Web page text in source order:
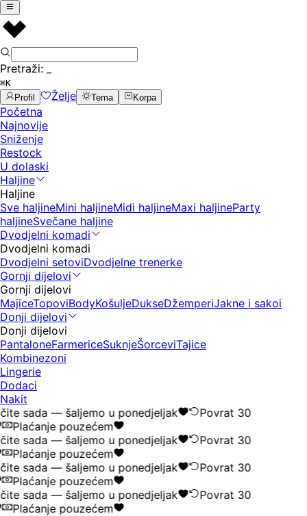
Pretraži:
⌘K
Profil
Želje Tema Korpa
Početna
Najnovije
Sniženje
Restock
U dolaski
Haljine
Haljine
Sve haljineMini haljineMidi haljineMaxi haljineParty
haljineSvečane haljine
Dvodjelni komadi
Dvodjelni komadi
Dvodjelni setoviDvodjelne trenerke
Gornji dijelovi
Gornji dijelovi
MajiceTopoviBodyKošuljeDukseDžemperiJakne i sakoi
Donji dijelovi
Donji dijelovi
PantaloneFarmericeSuknjeŠorceviTajice
Kombinezoni
Lingerie
Dodaci
Nakit
sada — šaljemo u ponedjeljak
Povrat 30
Plaćanje pouzećem
sada — šaljemo u ponedjeljak
Povrat 30
Plaćanje pouzećem
sada — šaljemo u ponedjeljak
Povrat 30
Plaćanje pouzećem
sada — šaljemo u ponedjeljak
Povrat 30
Plaćanje pouzećem